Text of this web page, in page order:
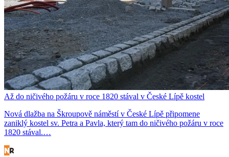
Až do ničivého požáru v roce 1820 stával v České Lípě kostel
Nová dlažba na Škroupově náměstí v České Lípě připomene
zaniklý kostel sv. Petra a Pavla, který tam do ničivého požáru v roce
1820 stával.…